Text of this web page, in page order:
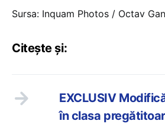
Sursa: Inquam Photos / Octav
Citește și:
EXCLUSIV
în clasa